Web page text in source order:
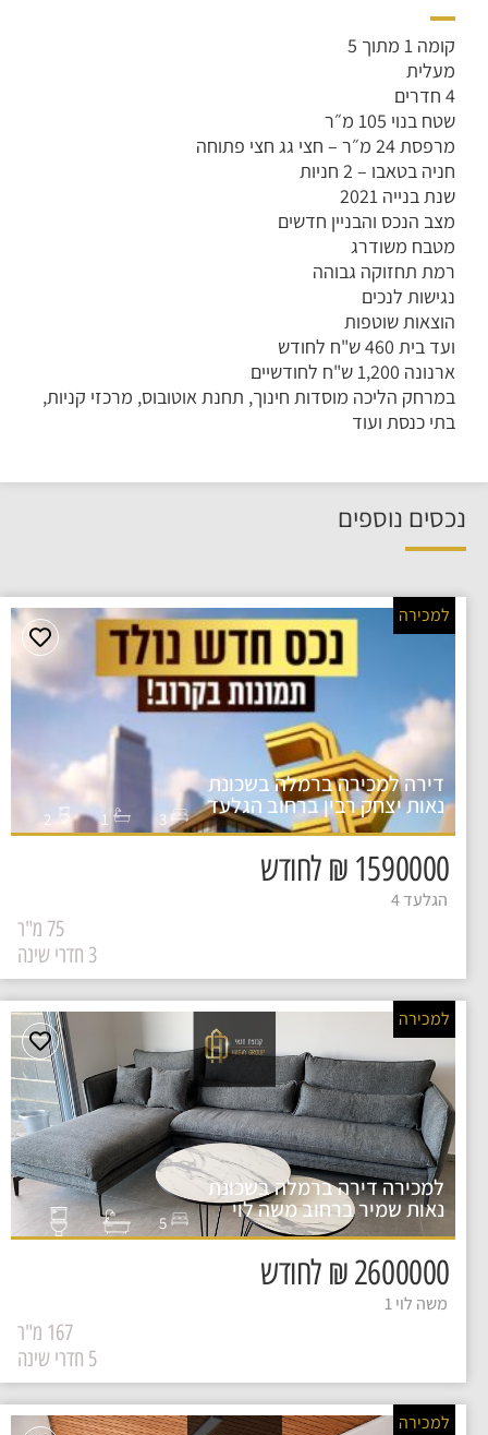
קומה 1 מתוך 5
מעלית
שטח בנוי 105 מ״ר
מרפסת 24 מ״ר – חצי גג חצי פתוחה
חניה בטאבו – 2 חניות
שנת בנייה 2021
מצב הנכס והבניין חדשים
מטבח משודרג
רמת תחזוקה גבוהה
נגישות לנכים
הוצאות שוטפות
ועד בית 460 ש"ח לחודש
ארנונה 1,200 ש"ח לחודשיים
במרחק הליכה מוסדות חינוך, תחנת אוטובוס, מרכזי קניות,
בתי כנסת ועוד
נכסים נוספים
דירה למכירה ברמלה בשכונת
נאות יצחק רבין ברחוב הגלעד 3
1
2
1590000 ₪ לחודש
הגלעד 4
למכירה
75 מ"ר
למכירה דירה ברמלה בשכונת
נאות שמיר ברחוב משה לוי 5
2600000 ₪ לחודש
משה לוי 1
למכירה
167 מ"ר
למכירה